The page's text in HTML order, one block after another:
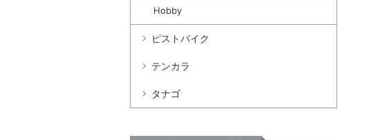
Hobby
ピストバイク
テンカラ
タナゴ